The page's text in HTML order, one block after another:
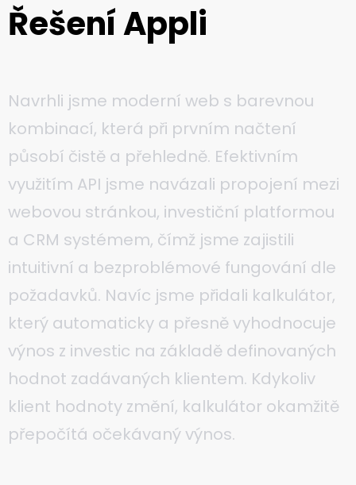
Řešení Appli
Navrhli jsme moderní web s barevnou
kombinací, která při prvním načtení
působí čistě a přehledně. Efektivním
využitím API jsme navázali propojení mezi
webovou stránkou, investiční platformou
a CRM systémem, čímž jsme zajistili
intuitivní a bezproblémové fungování dle
požadavků. Navíc jsme přidali kalkulátor,
který automaticky a přesně vyhodnocuje
výnos z investic na základě definovaných
hodnot zadávaných klientem. Kdykoliv
klient hodnoty změní, kalkulátor okamžitě
přepočítá očekávaný výnos.